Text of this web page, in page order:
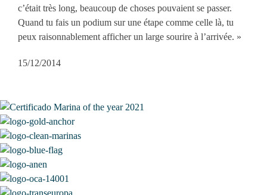
c’était très long, beaucoup de choses pouvaient se passer.
Quand tu fais un podium sur une étape comme celle là, tu
peux raisonnablement afficher un large sourire à l’arrivée. »
15/12/2014